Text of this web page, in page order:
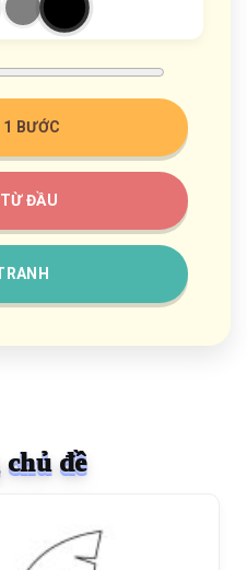
BƯỚC
ĐẦU
đề